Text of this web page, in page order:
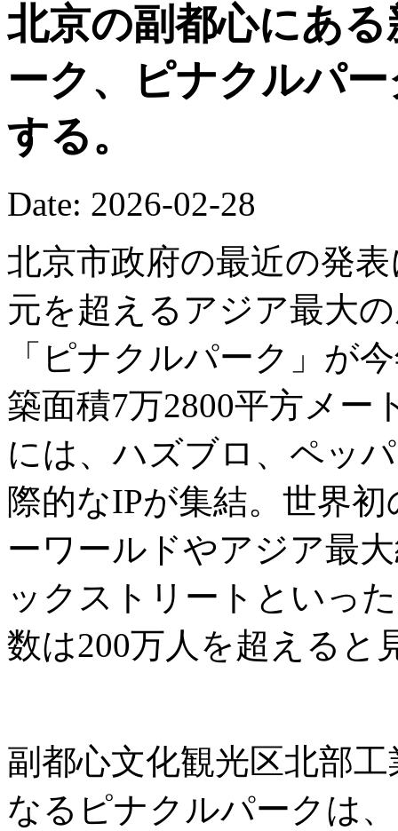
北京の副都心にあ
ーク、ピナクルパ
する。
Date: 2026-02-28
北京市政府の最近の発
元を超えるアジア最大
「ピナクルパーク」が
築面積7万2800平方メ
には、ハズブロ、ペッ
際的なIPが集結。世界
ーワールドやアジア最
ックストリートといっ
数は200万人を超えると
副都心文化観光区北部
なるピナクルパークは